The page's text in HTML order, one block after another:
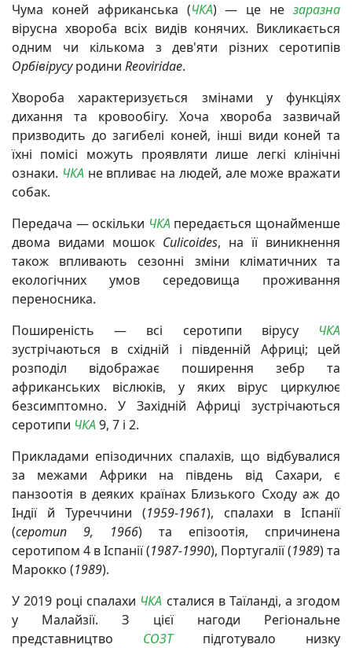
Чума коней африканська (ЧКА) — це незаразна
вірусна хвороба всіх видів конячих. Викликається
одним чи кількома з дев'яти різних серотипів
Орбівірусуродини Reoviridae.
Хвороба характеризується змінами у функціях
дихання та кровообігу. Хоча хвороба зазвичай
призводить до загибелі коней, інші види коней та
їхні помісі можуть проявляти лише легкі клінічні
ознаки. ЧКАне впливає на людей, але може вражати
собак.
Передача — оскільки ЧКАпередається щонайменше
двома видами мошок Culicoides, на її виникнення
також впливають сезонні зміни кліматичних та
екологічних умов середовища проживання
переносника.
Поширеність — всі серотипи вірусу ЧКА
зустрічаються в східній і південній Африці; цей
розподіл відображає поширення зебр та
африканських віслюків, у яких вірус циркулює
безсимптомно. У Західній Африці зустрічаються
серотипи ЧКА9, 7 і 2.
Прикладами епізодичних спалахів, що відбувалися
за межами Африки на південь від Сахари, є
панзоотія в деяких країнах Близького Сходу аж до
Індії й Туреччини (1959-1961), спалахи в Іспанії
(серотип 9, 1966) та епізоотія, спричинена
серотипом 4 в Іспанії (1987-1990), Португалії (1989) та
Марокко (1989).
У 2019 році спалахи ЧКА сталися в Таїланді, а згодом
у Малайзії. З цієї нагоди Регіональне
представництво СОЗТпідготувало низку